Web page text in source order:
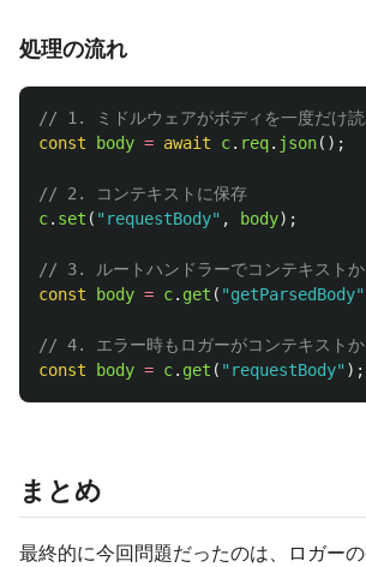
処理の流れ
// 1. ミドルウェアがボディを一度だけ読
const
body = await c. req. json();
// 2. コンテキストに保存
c. set ( " requestBody" , body);
// 3. ルートハンドラーでコンテキストか
const
body = c. get ( "getParsedBody"
// 4. エラー時もロガーがコンテキストか
const
body = c. get ( " requestBody" );
まとめ
最終的に今回問題だったのは、ロガー